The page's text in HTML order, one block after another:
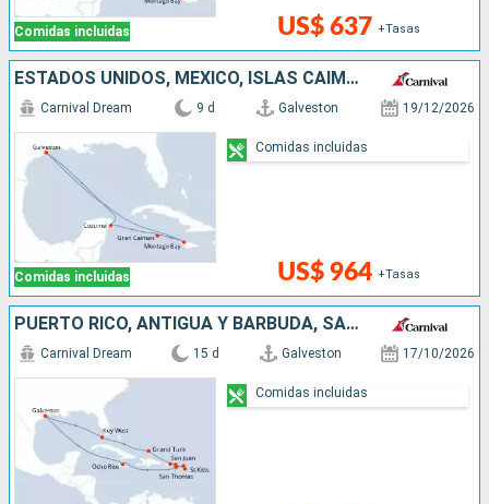
Comidas incluidas US$ 637 +Tasas
ESTADOS UNIDOS, MÉXICO, ISLAS CAIMÁN, JAMAICA
Comidas incluidas
Carnival Dream 9 d Galveston 19/12/2026
US$ 964 +Tasas
Comidas incluidas
PUERTO RICO, ANTIGUA Y BARBUDA, SAN MARTÍN, JAMAICA, ESTADOS UNIDOS
Carnival Dream 15 d Galveston 17/10/2026
Comidas incluidas